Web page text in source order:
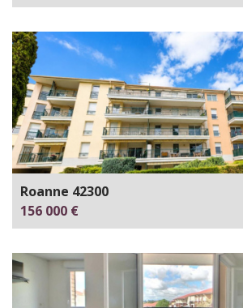
Roanne 42300
156 000 €